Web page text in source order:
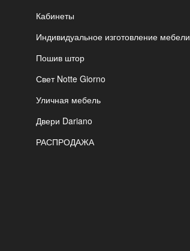
Кабинеты
Индивидуальное изготовление мебели
Пошив штор
Свет Notte Giorno
Уличная мебель
Двери Dariano
РАСПРОДАЖА